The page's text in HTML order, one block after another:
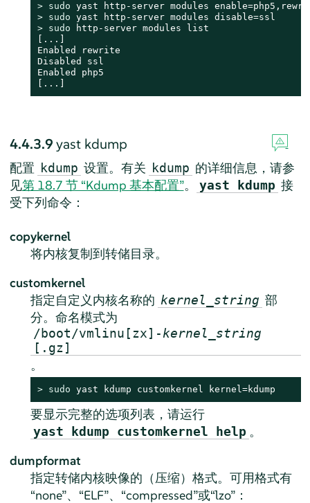
> sudo
> sudo
> sudo http-server modules list
[...]
Enabled rewrite
Disabled ssl
Enabled php5
[...]
4.4.3.9yast kdump
配置 kdump 设置。有关 kdump 的详细信息，请参
见第 18.7 节 “Kdump 基本配置”。 yast kdump 接
受下列命令：
copykernel
将内核复制到转储目录。
customkernel
指定自定义内核名称的 kernel_string 部
分。命名模式为
/boot/vmlinu[zx]-kernel_string
[.gz]
。
> sudo yast kdump customkernel kernel=kdump
要显示完整的选项列表，请运行
yast kdump customkernel help 。
dumpformat
指定转储内核映像的（压缩）格式。可用格式有
“none”、 “ELF”、 “compressed”或“lzo”：